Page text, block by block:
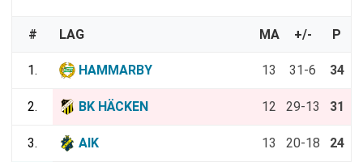
# LAG MA +/- P
1. HAMMARBY 13 31-6 34
2. BK HÄCKEN 12 29-13 31
3. AIK 13 20-18 24